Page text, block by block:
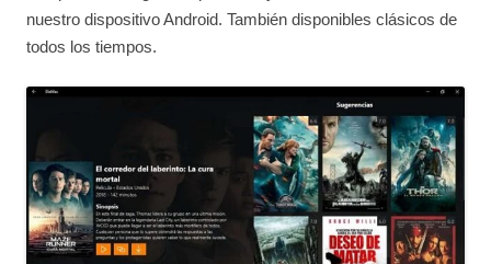
nuestro dispositivo Android. También disponibles clásicos de
todos los tiempos.